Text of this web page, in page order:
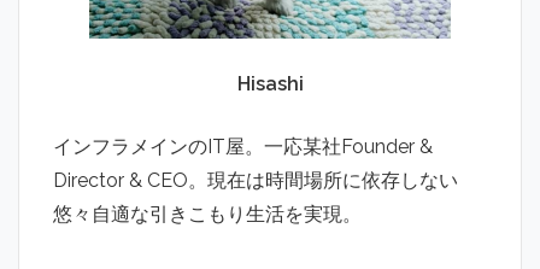
Hisashi
インフラメインのIT屋。一応某社Founder &
Director & CEO。現在は時間場所に依存しない
悠々自適な引きこもり生活を実現。